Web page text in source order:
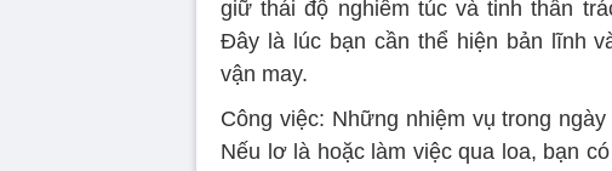
giữ thái độ nghiêm túc và tinh thần
Đây là lúc bạn cần thể hiện bản lĩnh
vận may.
Công việc: Những nhiệm vụ trong
Nếu lơ là hoặc làm việc qua loa, bạn